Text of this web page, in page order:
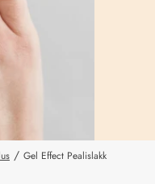
/ Gel Effect Pealislakk